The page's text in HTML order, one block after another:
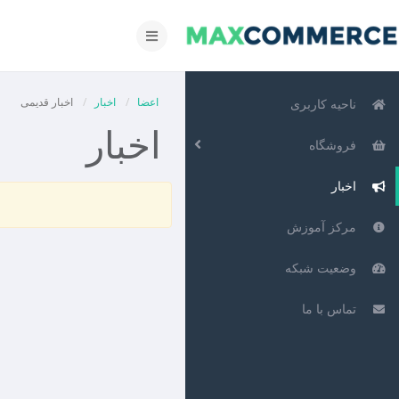
تغییر
ناوبری
ناحیه کاربری
فروشگاه
اخبار
مرکز آموزش
وضعیت شبکه
تماس با ما
اعضا اخبار اخبار قدیمی
اخبار